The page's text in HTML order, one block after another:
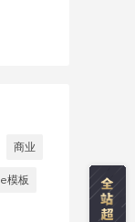
商业
模板